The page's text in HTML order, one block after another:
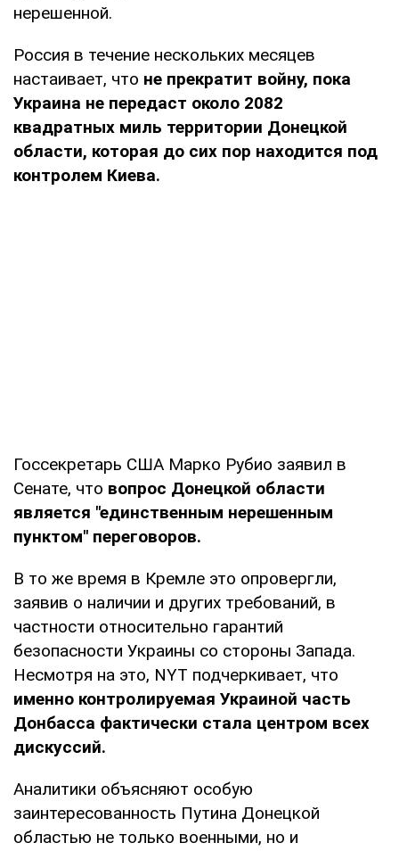
нерешенной.
Россия в течение нескольких месяцев
настаивает, что не прекратит войну, пока
Украина не передаст около 2082
квадратных миль территории Донецкой
области, которая до сих пор находится под
контролем Киева.
Госсекретарь США Марко Рубио заявил в
Сенате, что вопрос Донецкой области
является "единственным нерешенным
пунктом" переговоров.
В то же время в Кремле это опровергли,
заявив о наличии и других требований, в
частности относительно гарантий
безопасности Украины со стороны Запада.
Несмотря на это, NYT подчеркивает, что
именно контролируемая Украиной часть
Донбасса фактически стала центром всех
дискуссий.
Аналитики объясняют особую
заинтересованность Путина Донецкой
областью не только военными, но и